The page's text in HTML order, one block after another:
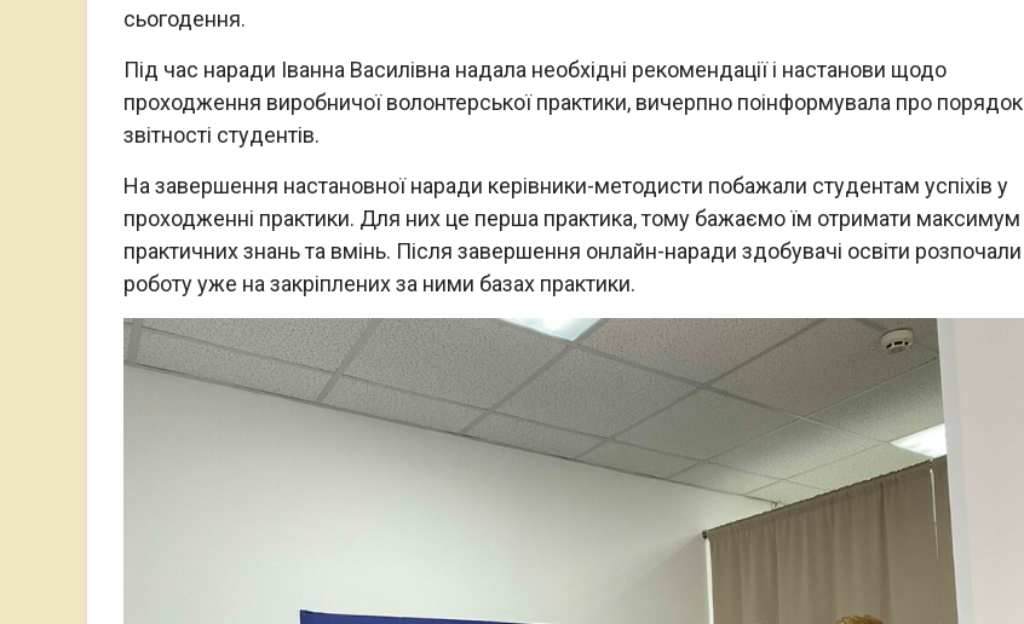
сьогодення.
Під час наради Іванна Василівна надала необхідні рекомендації і настанови щодо
проходження виробничої волонтерської практики, вичерпно поінформувала про порядок
звітності студентів.
На завершення настановної наради керівники-методисти побажали студентам успіхів у
проходженні практики. Для них це перша практика, тому бажаємо їм отримати максимум
практичних знань та вмінь. Після завершення онлайн-наради здобувачі освіти розпочали
роботу уже на закріплених за ними базах практики.